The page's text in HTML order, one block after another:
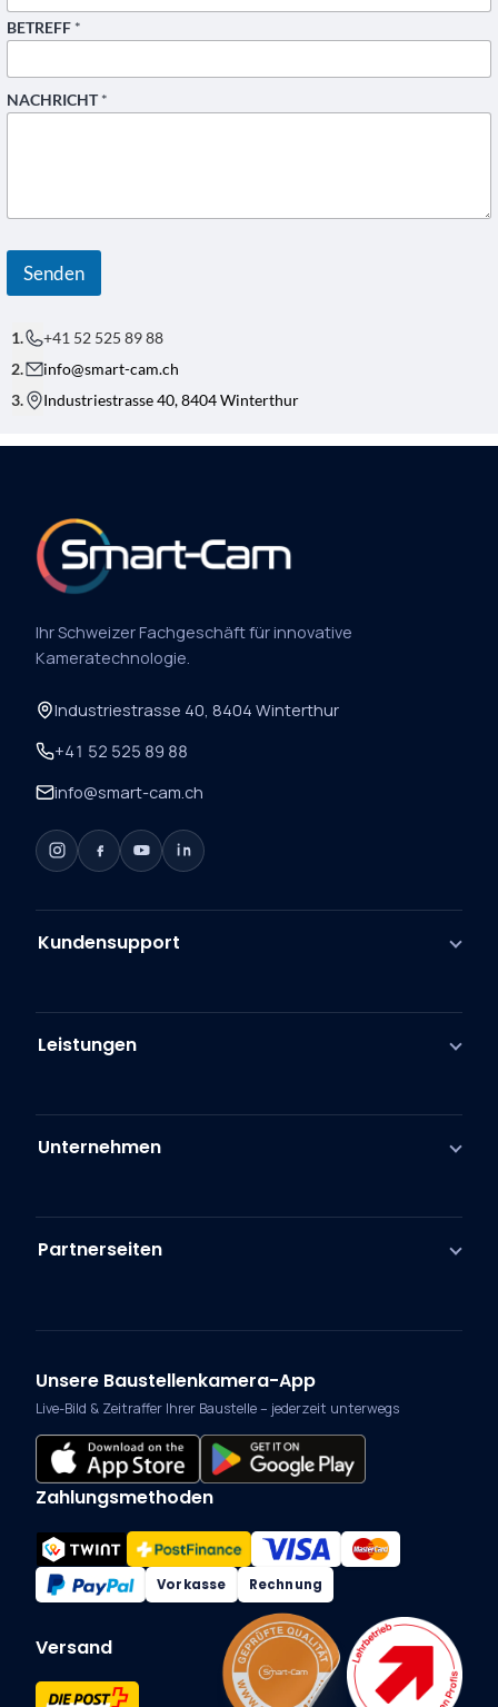
BETREFF *
*
B
F
NACHRICHT*
Senden
+41 52 525 89 88
info@smart-cam.ch
Industriestrasse 40, 8404 Winterthur
Ihr Schweizer Fachgeschäft für innovative
Kameratechnologie.
Industriestrasse 40, 8404 Winterthur
+41 52 525 89 88
info@smart-cam.ch
Kundensupport
Leistungen
Unternehmen
Partnerseiten
Unsere Baustellenkamera-App
Live-Bild & Zeitraffer Ihrer Baustelle – jederzeit unterwegs
Zahlungsmethoden
Vorkasse Rechnung
Versand